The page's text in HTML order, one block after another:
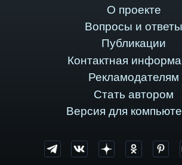
О проекте
Вопросы и ответы
Публикации
Контактная
Рекламодателям
Стать автором
Версия для